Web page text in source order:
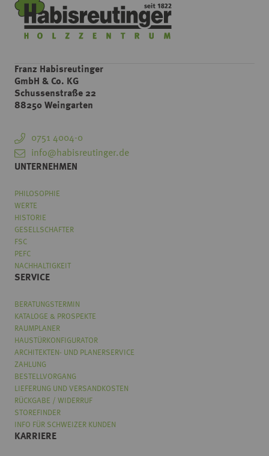
Franz Habisreutinger
GmbH & Co. KG
Schussenstraße 22
88250 Weingarten
0751 4004-0
info@habisreutinger.de
UNTERNEHMEN
PHILOSOPHIE
WERTE
HISTORIE
GESELLSCHAFTER
FSC
PEFC
NACHHALTIGKEIT
SERVICE
BERATUNGSTERMIN
KATALOGE & PROSPEKTE
RAUMPLANER
HAUSTÜRKONFIGURATOR
ARCHITEKTEN- UND PLANERSERVICE
ZAHLUNG
BESTELLVORGANG
LIEFERUNG UND VERSANDKOSTEN
RÜCKGABE / WIDERRUF
STOREFINDER
INFO FÜR SCHWEIZER KUNDEN
KARRIERE